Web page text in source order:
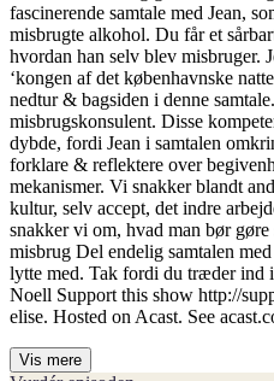
fascinerende samtale med Jean,
misbrugte alkohol. Du får et
hvordan han selv blev misbruger.
‘kongen af det københavnske
nedtur & bagsiden i denne
misbrugskonsulent. Disse
dybde, fordi Jean i samtalen
forklare & reflektere over
mekanismer. Vi snakker blandt
kultur, selv accept, det indre
snakker vi om, hvad man bør
misbrug Del endelig samtalen
lytte med. Tak fordi du træder ind
Noell Support this show http://
elise. Hosted on Acast. See
Vis mere